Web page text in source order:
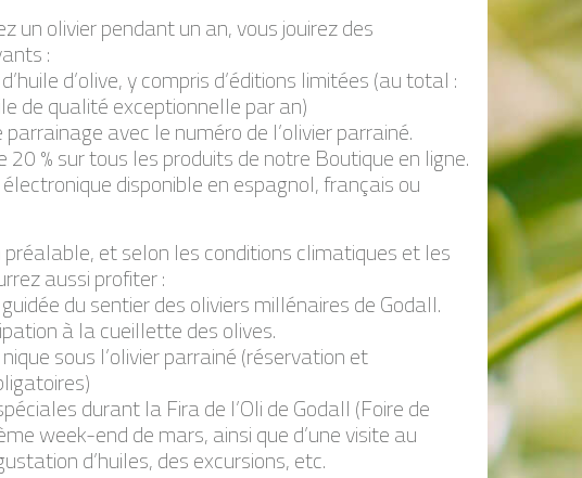
un olivier pendant un an, vous jouirez des
:
d’olive, y compris d’éditions limitées (au total :
de qualité exceptionnelle par an)
avec le numéro de l’olivier parrainé.
% sur tous les produits de notre Boutique en ligne.
disponible en espagnol, français ou
et selon les conditions climatiques et les
aussi profiter :
du sentier des oliviers millénaires de Godall.
à la cueillette des olives.
sous l’olivier parrainé (réservation et
durant la Fira de l’Oli de Godall (Foire de
week-end de mars, ainsi que d’une visite au
d’huiles, des excursions, etc.